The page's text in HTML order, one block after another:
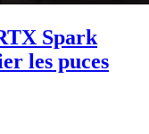
Spark
les puces